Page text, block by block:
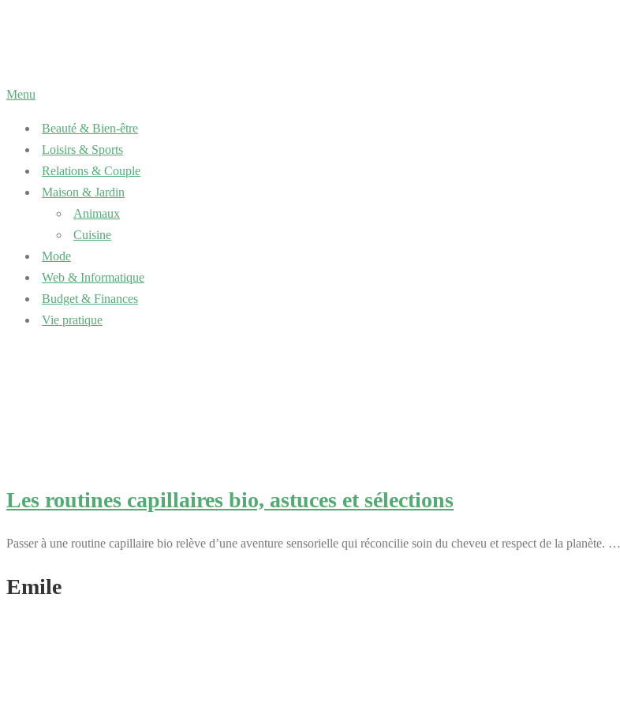
Menu
Beauté & Bien-être
Loisirs & Sports
Relations & Couple
Maison & Jardin
Animaux
Cuisine
Mode
Web & Informatique
Budget & Finances
Vie pratique
Les routines capillaires bio, astuces et sélections
Passer à une routine capillaire bio relève d’une aventure sensorielle qui réconcilie soin du cheveu et respect de la planète. …
Emile